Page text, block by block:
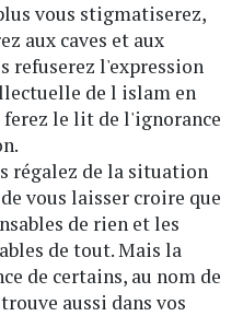
vous stigmatiserez,
aux caves et aux
refuserez l'expression
de l islam en
ferez le lit de l'ignorance
régalez de la situation
vous laisser croire que
de rien et les
de tout. Mais la
de certains, au nom de
aussi dans vos